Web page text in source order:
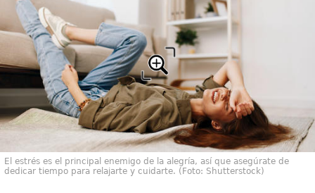
El estrés es el principal enemigo de la alegría, así que asegúrate de
dedicar tiempo para relajarte y cuidarte. (Foto: Shutterstock)